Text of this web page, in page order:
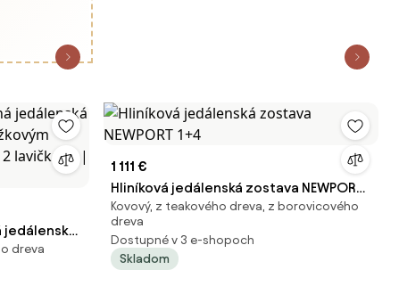
lavičkami
dreva
1 111 €
Hliníková jedálenská zostava NEWPORT
1+4
Kovový, z teakového dreva, z borovicového
dreva
Dostupné v 3 e-shopoch
Skladom